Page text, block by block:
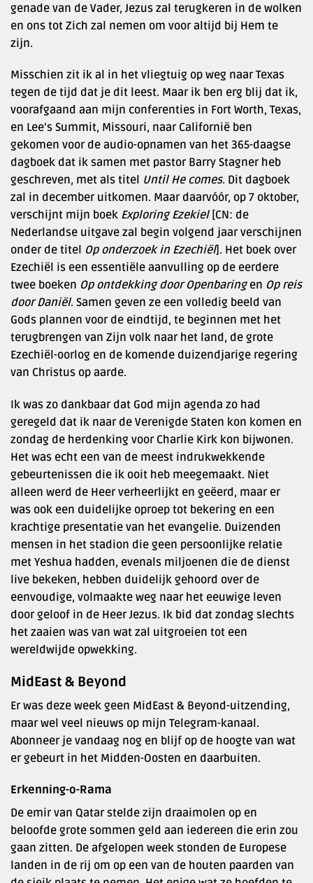
genade van de Vader, Jezus zal terugkeren in de wolken
en ons tot Zich zal nemen om voor altijd bij Hem te
zijn.
Misschien zit ik al in het vliegtuig op weg naar Texas
tegen de tijd dat je dit leest. Maar ik ben erg blij dat ik,
voorafgaand aan mijn conferenties in Fort Worth, Texas,
en Lee’s Summit, Missouri, naar Californië ben
gekomen voor de audio-opnamen van het 365-daagse
dagboek dat ik samen met pastor Barry Stagner heb
geschreven, met als titel Until He comes. Dit dagboek
zal in december uitkomen. Maar daarvóór, op 7 oktober,
verschijnt mijn boek Exploring Ezekiel[CN: de
Nederlandse uitgave zal begin volgend jaar verschijnen
onder de titel Op onderzoek in Ezechiël]. Het boek over
Ezechiël is een essentiële aanvulling op de eerdere
twee boeken Op ontdekking door Openbaringen Op reis
door Daniël. Samen geven ze een volledig beeld van
Gods plannen voor de eindtijd, te beginnen met het
terugbrengen van Zijn volk naar het land, de grote
Ezechiël-oorlog en de komende duizendjarige regering
van Christus op aarde.
Ik was zo dankbaar dat God mijn agenda zo had
geregeld dat ik naar de Verenigde Staten kon komen en
zondag de herdenking voor Charlie Kirk kon bijwonen.
Het was echt een van de meest indrukwekkende
gebeurtenissen die ik ooit heb meegemaakt. Niet
alleen werd de Heer verheerlijkt en geëerd, maar er
was ook een duidelijke oproep tot bekering en een
krachtige presentatie van het evangelie. Duizenden
mensen in het stadion die geen persoonlijke relatie
met Yeshua hadden, evenals miljoenen die de dienst
live bekeken, hebben duidelijk gehoord over de
eenvoudige, volmaakte weg naar het eeuwige leven
door geloof in de Heer Jezus. Ik bid dat zondag slechts
het zaaien was van wat zal uitgroeien tot een
wereldwijde opwekking.
MidEast & Beyond
Er was deze week geen MidEast & Beyond-uitzending,
maar wel veel nieuws op mijn Telegram-kanaal.
Abonneer je vandaag nog en blijf op de hoogte van wat
er gebeurt in het Midden-Oosten en daarbuiten.
Erkenning-o-Rama
De emir van Qatar stelde zijn draaimolen op en
beloofde grote sommen geld aan iedereen die erin zou
gaan zitten. De afgelopen week stonden de Europese
landen in de rij om op een van de houten paarden van